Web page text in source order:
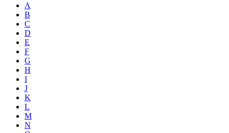
A
B
C
D
E
F
G
H
I
J
K
L
M
N